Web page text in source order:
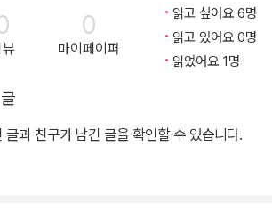
의 집들이 환대의 공간이기를 바라며, 기후위
부 길날. 집에 대한 사회적 책임과 계약을 다시
에 대한 기존의 담론에 의문을 던지며 퀴어화
우리 사회는 오랫동안 ‘집’을
로서 이해하기보다 '자산'으로써 주목하면서,
떠한지, 나의 삶은 어떠한지’ 집과 삶을 연관
뷰
0
마이페이퍼
읽고 싶어요 6명
읽고 있어요 0명
읽었어요 1명
글과 친구가 남긴 글을 확인할 수 있습니다.